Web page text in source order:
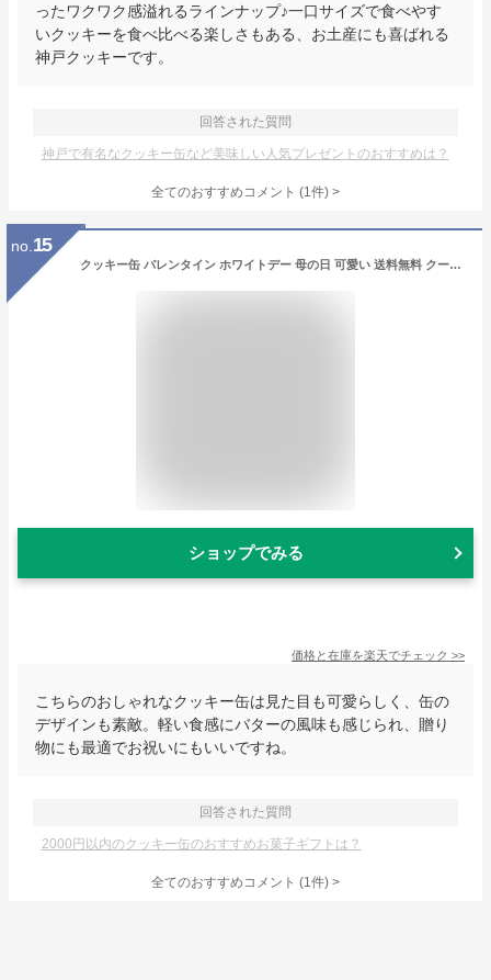
ったワクワク感溢れるラインナップ♪一口サイズで食べやす
いクッキーを食べ比べる楽しさもある、お土産にも喜ばれる
神戸クッキーです。
回答された質問
神戸で有名なクッキー缶など美味しい人気プレゼントのおすすめは？
全てのおすすめコメント (1件) >
no. 15
クッキー缶 バレンタイン ホワイトデー 母の日 可愛い 送料無料 クーポン利用で2缶目以降50％OFF かわいい ギフト お返し おしゃれ 缶入り スイーツ お菓子缶 おしゃれ クッキー 1缶 約130g 焼き菓子 誕生日 結婚祝い 出産祝い 退職祝い 父の日 3月14日までのお届け対応
ショップでみる
価格と在庫を楽天でチェック >>
こちらのおしゃれなクッキー缶は見た目も可愛らしく、缶の
デザインも素敵。軽い食感にバターの風味も感じられ、贈り
物にも最適でお祝いにもいいですね。
回答された質問
2000円以内のクッキー缶のおすすめお菓子ギフトは？
全てのおすすめコメント (1件) >